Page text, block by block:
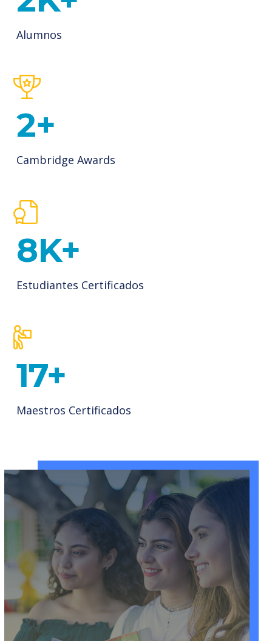
Alumnos
3+
Cambridge Awards
14K+
Estudiantes Certificados
25+
Maestros Certificados